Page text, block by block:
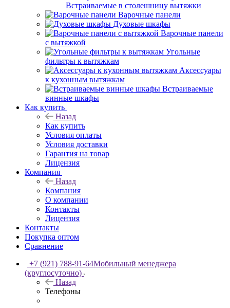
Встраиваемые в столешницу вытяжки
Варочные панели
Духовые шкафы
Варочные панели
с вытяжкой
Угольные
фильтры к вытяжкам
Аксессуары
к кухонным вытяжкам
Встраиваемые
винные шкафы
Как купить
Назад
Как купить
Условия оплаты
Условия доставки
Гарантия на товар
Лицензия
Компания
Назад
Компания
О компании
Контакты
Лицензия
Контакты
Покупка оптом
Сравнение
+7 (921) 788-91-64Мобильный менеджера
(круглосуточно)
Назад
Телефоны